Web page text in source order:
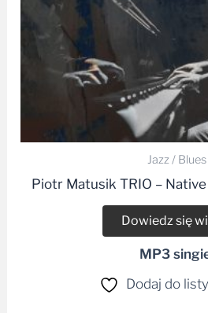
Jazz / Blues
Piotr Matusik TRIO – Native
MP3
Dodaj do